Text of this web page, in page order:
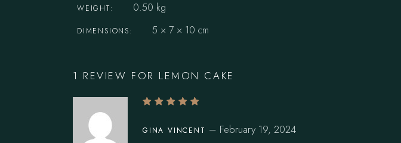
WEIGHT 0.50 kg
DIMENSIONS 5 × 7 × 10 cm
1 REVIEW FOR LEMON CAKE
GINA VINCENT – February 19, 2024